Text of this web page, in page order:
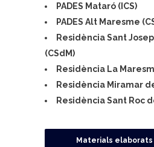
PADES Mataró (ICS)
PADES Alt Maresme
Residència Sant
(CSdM)
Residència La
Residència Miramar
Residència Sant Roc
Materials elaborats